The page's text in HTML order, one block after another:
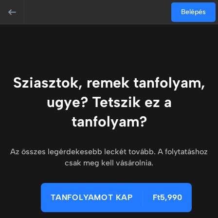
Belépés
Sziasztok, remek tanfolyam,
ugye? Tetszik ez a
tanfolyam?
Az összes legérdekesebb leckét tovább. A folytatáshoz
csak meg kell vásárolnia.
TANFOLYAMOT KAP Ft5,990